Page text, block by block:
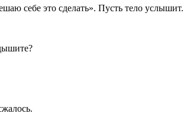
себе это сделать». Пусть тело услышит.